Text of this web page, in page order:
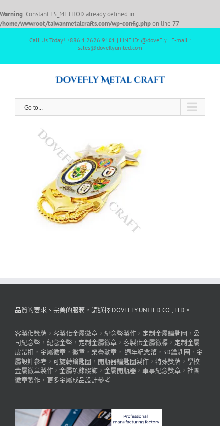
Warning: Constant FS_METHOD already defined in
/home/wwwroot/taiwanmetalcrafts.com/wp-config.phpon line 77
Call Us Today! +886 4 2626 9101 | LINE ID: @doveFly | E-mail :
sales@doveflyunited.com
Go to...
品質的要求、完善的服務，請選擇 DOVEFLY UNITED CO., LTD。
客製化獎牌 ， 客製化金屬徽章 ， 紀念幣製作 ， 定制金屬鑰匙圈 ， 公
司紀念幣 ， 紀念金幣 ， 定制金屬徽章 ， 客製化金屬徽標 ， 定制金屬
皮帶扣 ， 金屬徽章 ， 徽章 ， 榮譽勳章 ， 週年紀念幣 ， 3D鑰匙圈 ， 金
屬設計參考 ， 可旋轉鑰匙圈 ， 開瓶器鑰匙圈製作 ， 特殊獎牌 ， 學校
金屬徽章製作 ， 金屬項鍊綴飾 ， 金屬開瓶器 ， 軍事紀念獎章 ， 社團
徽章製作 ， 更多金屬成品設計參考